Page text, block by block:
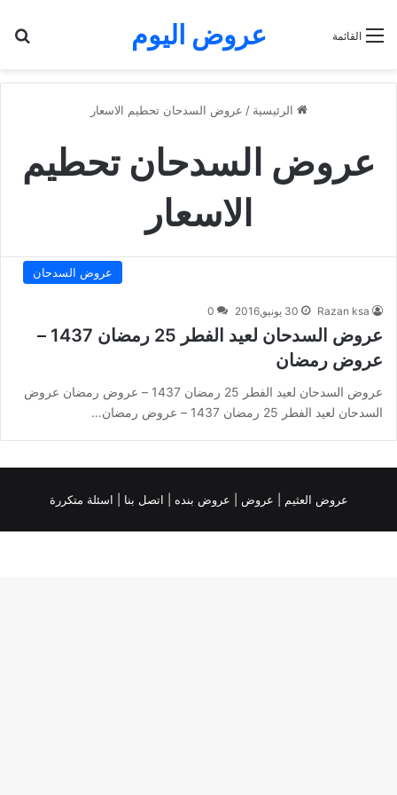
عروض اليوم القائمة
الرئيسية / عروض السدحان تحطيم الاسعار
عروض السدحان تحطيم
الاسعار
عروض السدحان
Razan ksa 30 يونيو,2016 0
عروض السدحان لعيد الفطر 25 رمضان 1437 –
عروض رمضان
عروض السدحان لعيد الفطر 25 رمضان 1437 – عروض رمضان عروض
السدحان لعيد الفطر 25 رمضان 1437 – عروض رمضان…
عروض العثيم عروض عروض بنده | اتصل بنا | اسئلة متكررة